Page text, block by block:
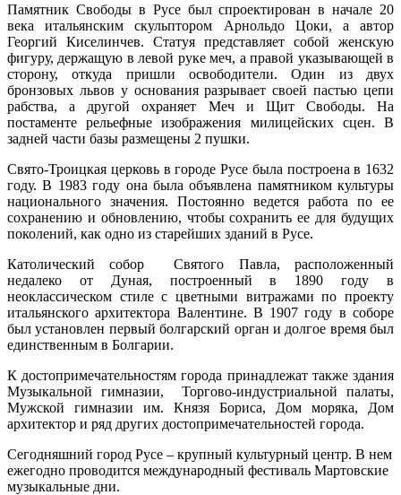
Памятник Свободы в Русе был спроектирован в начале 20
века итальянским скульптором Арнольдо Цоки, а автор
Георгий Киселинчев. Статуя представляет собой женскую
фигуру, держащую в левой руке меч, а правой указывающей в
сторону, откуда пришли освободители. Один из двух
бронзовых львов у основания разрывает своей пастью цепи
рабства, а другой охраняет Меч и Щит Свободы. На
постаменте рельефные изображения милицейских сцен. В
задней части базы размещены 2 пушки.
Свято-Троицкая церковь в городе Русе была построена в 1632
году. В 1983 году она была объявлена ​​памятником культуры
национального значения. Постоянно ведется работа по ее
сохранению и обновлению, чтобы сохранить ее для будущих
поколений, как одно из старейших зданий в Русе.
Католический собор Святого Павла, расположенный
недалеко от Дуная, построенный в 1890 году в
неоклассическом стиле с цветными витражами по проекту
итальянского архитектора Валентине. В 1907 году в соборе
был установлен первый болгарский орган и долгое время был
единственным в Болгарии.
К достопримечательностям города принадлежат также здания
Музыкальной гимназии, Торгово-индустриальной палаты,
Мужской гимназии им. Князя Бориса, Дом моряка, Дом
архитектор и ряд других достопримечательностей города.
Сегодняшний город Русе – крупный культурный центр. В нем
ежегодно проводится международный фестиваль Мартовские
музыкальные дни.